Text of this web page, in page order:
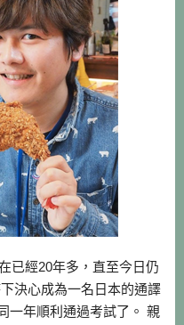
已經20年多，直至今日仍
決心成為一名日本的通譯
一年順利通過考試了。 親